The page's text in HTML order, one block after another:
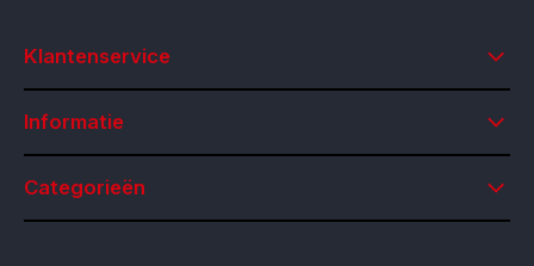
Klantenservice
Informatie
Categorieën